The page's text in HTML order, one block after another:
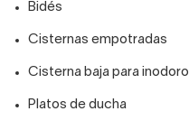
Bidés
Cisternas empotradas
Cisterna baja para inodoro
Platos de ducha